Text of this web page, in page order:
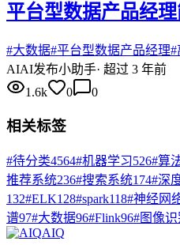
平台型数据产品经
#大数据#平台型数据产品经理#
AIAI发布小助手· 超过 3 年前
1.6k
0 0
相关标签
#待分类4564#机器学习526#算
推荐系统236#搜索系统174#深
132#ELK128#spark118#神经网
谱97#大数据96#Flink96#图像识
AIQ